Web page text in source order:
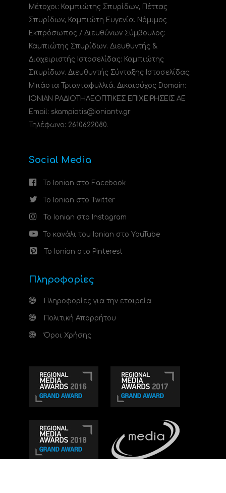
Μέτοχοι: Καμπιώτης Σπυρίδων, Πέττας
Σπυρίδων, Καμπιώτη Ευγενία. Νόμιμος
Εκπρόσωπος / Διευθύνων Σύμβουλος:
Καμπιώτης Σπυρίδων. Διευθυντής &
Διαχειριστής Ιστοσελίδας: Καμπιώτης
Σπυρίδων. Διευθυντής Σύνταξης Ιστοσελίδας:
Μπάστα Τριανταφυλλιά. Δικαιούχος Domain:
ΙΟΝΙΑΝ ΡΑΔΙΟΤΗΛΕΟΠΤΙΚΕΣ ΕΠΙΧΕΙΡΗΣΕΙΣ ΑΕ
Email: skampiotis@ioniantv.gr
Τηλέφωνο: 2610622080.
Social Media
Το Ionian στο Facebook
Το Ionian στο Twitter
Το Ionian στο Instagram
Το κανάλι του Ionian στο YouTube
Το Ionian στο Pinterest
Πληροφορίες
Πληροφορίες για την εταιρεία
Πολιτική Απορρήτου
Όροι Χρήσης